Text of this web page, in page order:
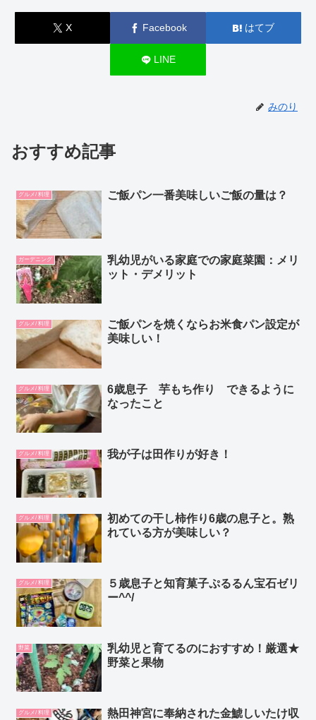
X Facebook はてブ
LINE
みのり
おすすめ記事
グルメ/ 料理 ご飯パン一番美味しいご飯の量は？
ガーデニング
乳幼児がいる家庭での家庭菜園：メリ
ット・デメリット
グルメ/ 料理
ご飯パンを焼くならお米食パン設定が
美味しい！
グルメ/ 料理
6歳息子 芋もち作り できるように
なったこと
グルメ/ 料理 我が子は田作りが好き！
グルメ/ 料理
初めての干し柿作り6歳の息子と。熟
れている方が美味しい？
グルメ/ 料理
５歳息子と知育菓子ぷるるん宝石ゼリ
ー^^/
野菜
乳幼児と育てるのにおすすめ！厳選★
野菜と果物
グルメ/ 料理
熱田神宮に奉納された金鯱しいたけ収